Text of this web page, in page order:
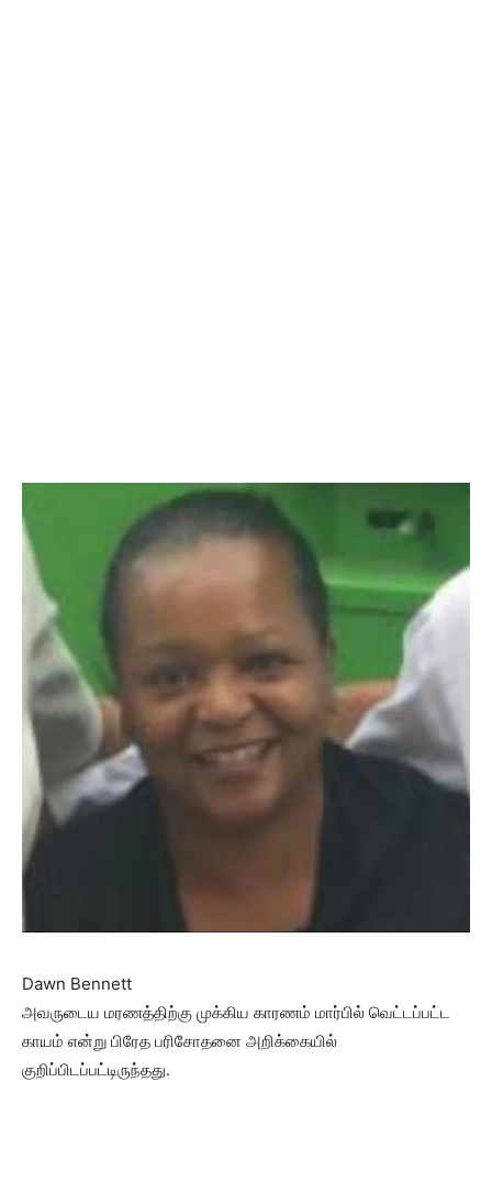
Dawn Bennett
அவருடைய மரணத்திற்கு முக்கிய காரணம் மார்பில் வெட்டப்பட்ட
காயம் என்று பிரேத பரிசோதனை அறிக்கையில்
குறிப்பிடப்பட்டிருந்தது.